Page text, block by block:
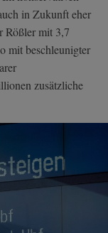
in Zukunft eher
Rößler mit 3,7
mit beschleunigter
zusätzliche